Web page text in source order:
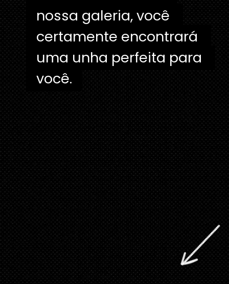
nossa galeria, você
certamente encontrará
uma unha perfeita para
você.
nossa galeria, você
certamente encontrará
uma unha perfeita para
você.